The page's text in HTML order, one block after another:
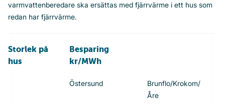
varmvattenberedare ska ersättas med fjärrvärme i ett hus som
redan har fjärrvärme.
Storlek på
hus
Besparing
kr/MWh
Östersund
Brunflo/Krokom/
Åre